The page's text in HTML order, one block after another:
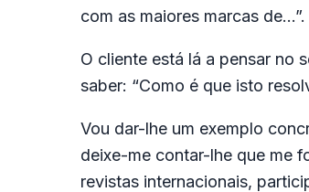
com as maiores marcas
O cliente está lá a pensar no
saber: “Como é que isto
Vou dar-lhe um exemplo
deixe-me contar-lhe que me
revistas internacionais,